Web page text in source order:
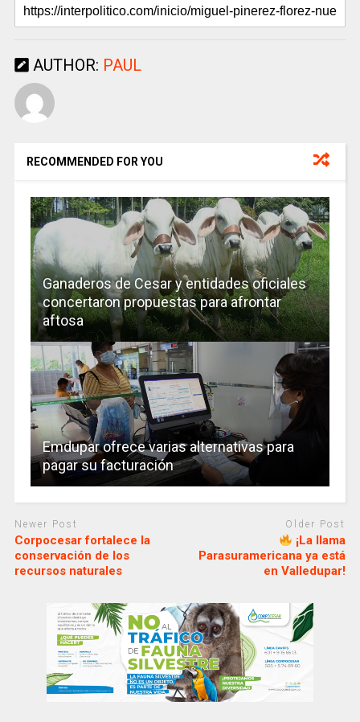
AUTHOR: PAUL
RECOMMENDED FOR YOU
Ganaderos de Cesar y entidades oficiales
concertaron propuestas para afrontar
aftosa
Emdupar ofrece varias alternativas para
pagar su facturación
Newer Post
Corpocesar fortalece la
conservación de los
recursos naturales
Older Post
¡La llama
Parasuramericana ya está
en Valledupar!